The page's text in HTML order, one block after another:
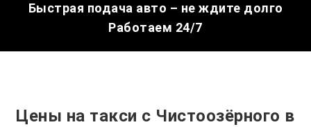
Быстрая подача авто – не ждите долго
Работаем 24/7
Цены на такси с Чистоозёрного в